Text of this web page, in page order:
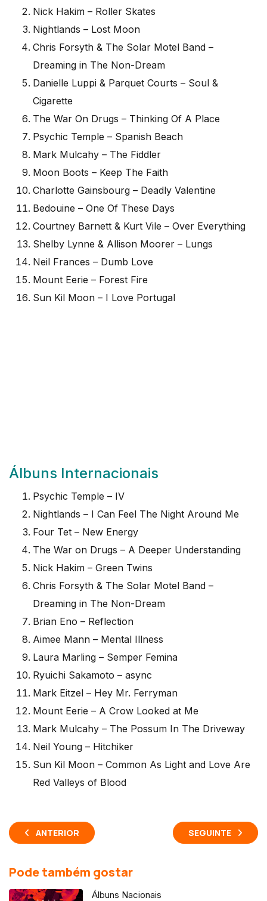
Nick Hakim – Roller Skates
Nightlands – Lost Moon
Chris Forsyth & The Solar Motel Band –
Dreaming in The Non-Dream
Danielle Luppi & Parquet Courts – Soul &
Cigarette
The War On Drugs – Thinking Of A Place
Psychic Temple – Spanish Beach
Mark Mulcahy – The Fiddler
Moon Boots – Keep The Faith
Charlotte Gainsbourg – Deadly Valentine
Bedouine – One Of These Days
Courtney Barnett & Kurt Vile – Over Everything
Shelby Lynne & Allison Moorer – Lungs
Neil Frances – Dumb Love
Mount Eerie – Forest Fire
Sun Kil Moon – I Love Portugal
Álbuns Internacionais
Psychic Temple – IV
Nightlands – I Can Feel The Night Around Me
Four Tet – New Energy
The War on Drugs – A Deeper Understanding
Nick Hakim – Green Twins
Chris Forsyth & The Solar Motel Band –
Dreaming in The Non-Dream
Brian Eno – Reflection
Aimee Mann – Mental Illness
Laura Marling – Semper Femina
Ryuichi Sakamoto – async
Mark Eitzel – Hey Mr. Ferryman
Mount Eerie – A Crow Looked at Me
Mark Mulcahy – The Possum In The Driveway
Neil Young – Hitchiker
Sun Kil Moon – Common As Light and Love Are
Red Valleys of Blood
ANTERIOR SEGUINTE
Pode também gostar
Álbuns Nacionais